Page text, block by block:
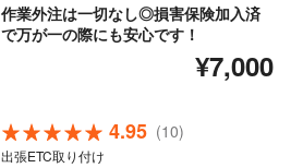
作業外注は一切なし◎損害保険加入済
で万が一の際にも安心です！
¥7,000
4.95 (10)
出張ETC取り付け